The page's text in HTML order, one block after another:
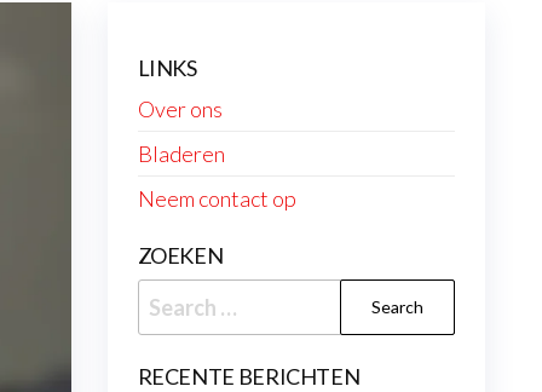
LINKS
Over ons
Bladeren
Neem contact op
ZOEKEN
Search
for:
RECENTE BERICHTEN